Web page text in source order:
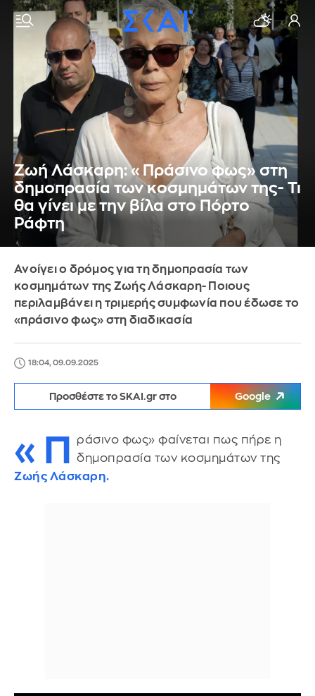
Ζωή Λάσκαρη: «Πράσινο φως» στη
δημοπρασία των κοσμημάτων της- Τι
θα γίνει με την βίλα στο Πόρτο
Ράφτη
Ανοίγει ο δρόμος για τη δημοπρασία των
κοσμημάτων της Ζωής Λάσκαρη- Ποιους
περιλαμβάνει η τριμερής συμφωνία που έδωσε το
«πράσινο φως» στη διαδικασία
18:04, 09.09.2025
Προσθέστε το SKAI.gr στο Google
«Π
ράσινο φως» φαίνεται πως πήρε η
δημοπρασία των κοσμημάτων της
Ζωής Λάσκαρη.